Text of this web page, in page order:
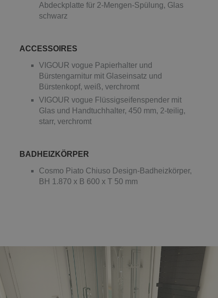
Abdeckplatte für 2-Mengen-Spülung, Glas
schwarz
ACCESSOIRES
VIGOUR vogue Papierhalter und
Bürstengarnitur mit Glaseinsatz und
Bürstenkopf, weiß, verchromt
VIGOUR vogue Flüssigseifenspender mit
Glas und Handtuchhalter, 450 mm, 2-teilig,
starr, verchromt
BADHEIZKÖRPER
Cosmo Piato Chiuso Design-Badheizkörper,
BH 1.870 x B 600 x T 50 mm